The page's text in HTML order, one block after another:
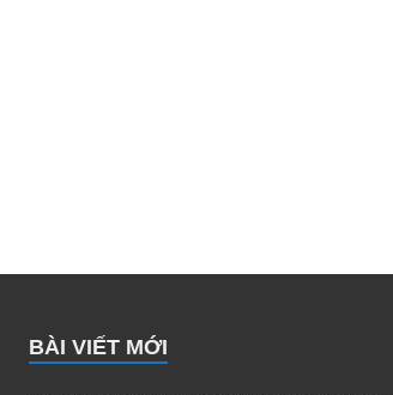
BÀI VIẾT MỚI